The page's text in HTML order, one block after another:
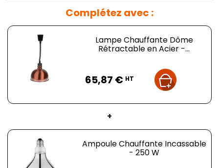
Complétez avec :
Lampe Chauffante Dôme
Rétractable en Acier -...
65,87 € HT
+
Ampoule Chauffante Incassable
- 250 W